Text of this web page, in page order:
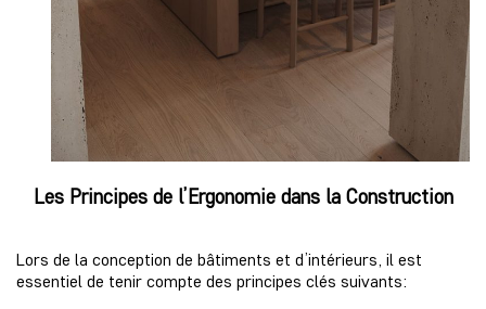
Les Principes de l’Ergonomie dans la Construction
Lors de la conception de bâtiments et d’intérieurs, il est
essentiel de tenir compte des principes clés suivants: